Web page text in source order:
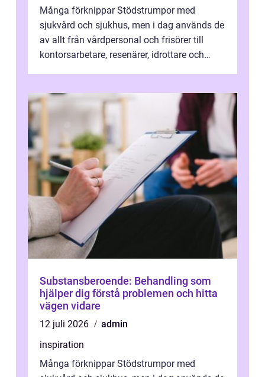
Många förknippar Stödstrumpor med
sjukvård och sjukhus, men i dag används de
av allt från vårdpersonal och frisörer till
kontorsarbetare, resenärer, idrottare och
Substansberoende: Behandling som
hjälper dig förstå problemen och hitta
vägen vidare
12 juli 2026
admin
inspiration
Många förknippar Stödstrumpor med